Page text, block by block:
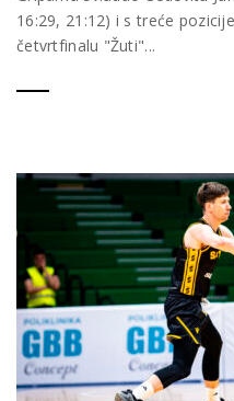
16:29, 21:12) i s treće
četvrtfinalu "Žuti"...